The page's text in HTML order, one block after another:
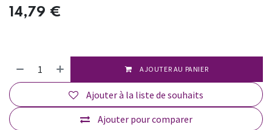
14,79 €
AJOUTER AU PANIER
Ajouter pour comparer
Ajouter à la liste de souhaits